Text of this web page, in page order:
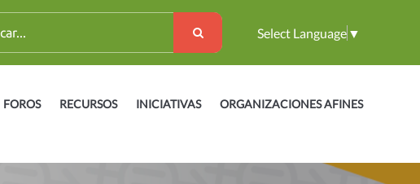
Select Language ▼
FOROS RECURSOS INICIATIVAS ORGANIZACIONES AFINES